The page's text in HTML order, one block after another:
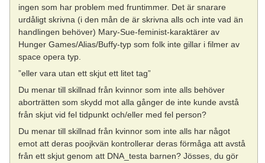
ingen som har problem med fruntimmer. Det är snarare
urdåligt skrivna (i den mån de är skrivna alls och inte vad än
handlingen behöver) Mary-Sue-feminist-karaktärer av
Hunger Games/Alias/Buffy-typ som folk inte gillar i filmer av
space opera typ.
”eller vara utan ett skjut ett litet tag”
Du menar till skillnad från kvinnor som inte alls behöver
aborträtten som skydd mot alla gånger de inte kunde avstå
från skjut vid fel tidpunkt och/eller med fel person?
Du menar till skillnad från kvinnor som inte alls har något
emot att deras poojkvän kontrollerar deras förmåga att avstå
från ett skjut genom att DNA_testa barnen? Jösses, du gör